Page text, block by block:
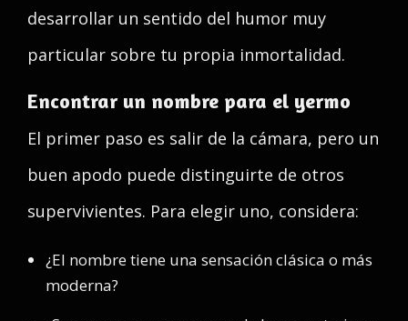
desarrollar un sentido del humor muy
particular sobre tu propia inmortalidad.
Encontrar un nombre para el yermo
El primer paso es salir de la cámara, pero un
buen apodo puede distinguirte de otros
supervivientes. Para elegir uno, considera:
¿El nombre tiene una sensación clásica o más
moderna?